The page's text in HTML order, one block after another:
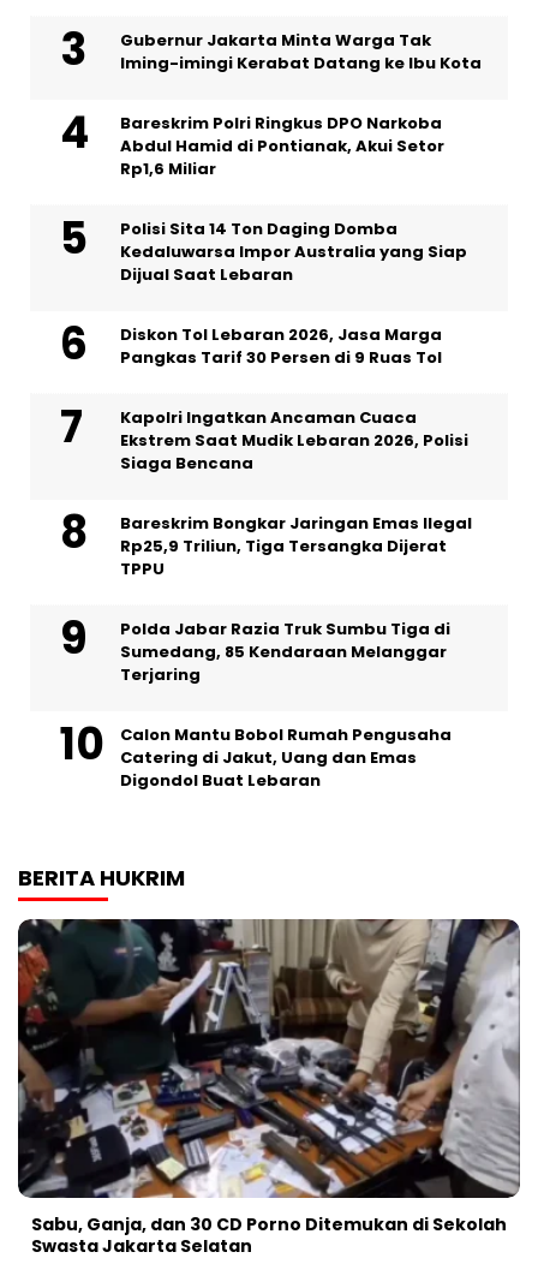
Gubernur Jakarta Minta Warga Tak
Iming-imingi Kerabat Datang ke Ibu Kota
Bareskrim Polri Ringkus DPO Narkoba
Abdul Hamid di Pontianak, Akui Setor
Rp1,6 Miliar
Polisi Sita 14 Ton Daging Domba
Kedaluwarsa Impor Australia yang Siap
Dijual Saat Lebaran
Diskon Tol Lebaran 2026, Jasa Marga
Pangkas Tarif 30 Persen di 9 Ruas Tol
Kapolri Ingatkan Ancaman Cuaca
Ekstrem Saat Mudik Lebaran 2026, Polisi
Siaga Bencana
Bareskrim Bongkar Jaringan Emas Ilegal
Rp25,9 Triliun, Tiga Tersangka Dijerat
TPPU
Polda Jabar Razia Truk Sumbu Tiga di
Sumedang, 85 Kendaraan Melanggar
Terjaring
Calon Mantu Bobol Rumah Pengusaha
Catering di Jakut, Uang dan Emas
Digondol Buat Lebaran
BERITA HUKRIM
Sabu, Ganja, dan 30 CD Porno Ditemukan di Sekolah
Swasta Jakarta Selatan